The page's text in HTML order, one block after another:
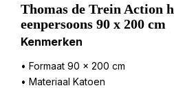
Thomas de Trein Action
eenpersoons 90 x 200 cm
Kenmerken
• Formaat 90 x 200 cm
• Materiaal Katoen